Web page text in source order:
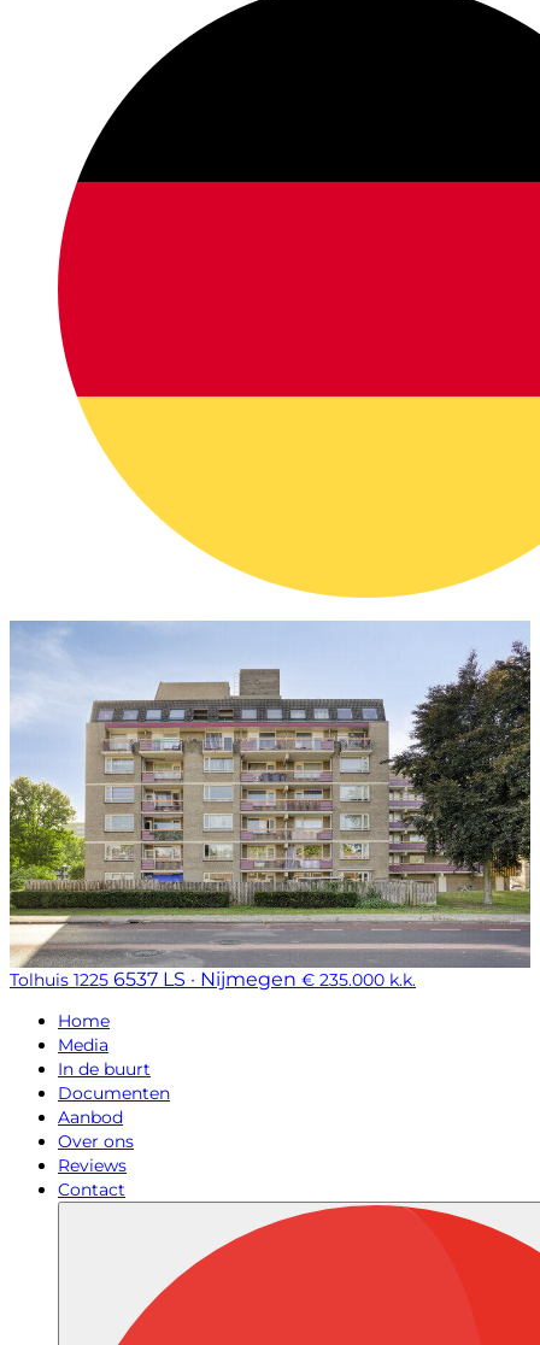
Tolhuis 1225 6537 LS · Nijmegen € 235.000 k.k.
Home
Media
In de buurt
Documenten
Aanbod
Over ons
Reviews
Contact